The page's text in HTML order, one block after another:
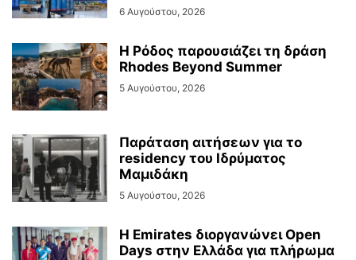
6 Αυγούστου, 2026
Η Ρόδος παρουσιάζει τη δράση
Rhodes Beyond Summer
5 Αυγούστου, 2026
Παράταση αιτήσεων για το
residency του Ιδρύματος
Μαμιδάκη
5 Αυγούστου, 2026
Η Emirates διοργανώνει Open
Days στην Ελλάδα για πλήρωμα